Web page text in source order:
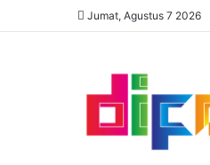
Jumat, Agustus 7 2026